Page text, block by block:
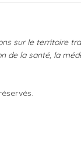
sur le territoire
la santé, la